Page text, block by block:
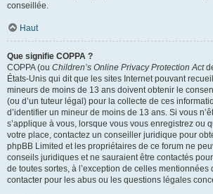
conseillée.
Haut
Que signifie COPPA ?
COPPA (ou Children’s Online Privacy Protection Act
États-Unis qui dit que les sites Internet pouvant
mineurs de moins de 13 ans doivent obtenir le
(ou d’un tuteur légal) pour la collecte de ces
d’identifier un mineur de moins de 13 ans. Si vous
s’applique à vous, lorsque vous vous enregistrez ou
votre place, contactez un conseiller juridique pour
phpBB Limited et les propriétaires de ce forum ne
conseils juridiques et ne sauraient être contactés
de toutes sortes, à l’exception de celles mentionnées
contacter pour les abus ou les questions légales